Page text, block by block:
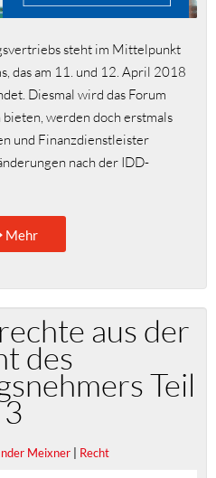
steht im Mittelpunkt
das am 11. und 12. April 2018
Diesmal wird das Forum
werden doch erstmals
und Finanzdienstleister
nach der IDD-
Mehr
aus der
des
Teil
3
Meixner | Recht